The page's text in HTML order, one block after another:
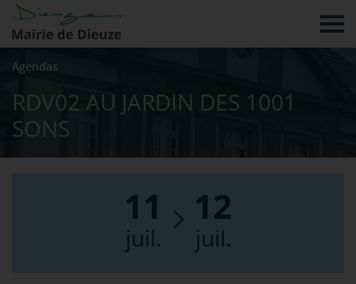
Agendas
RDV02 AU JARDIN DES 1001
SONS
11
juil.
12
juil.